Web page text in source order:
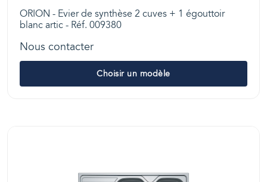
ORION - Evier de synthèse 2 cuves + 1 égouttoir
blanc artic - Réf. 009380
Nous contacter
Choisir un modèle